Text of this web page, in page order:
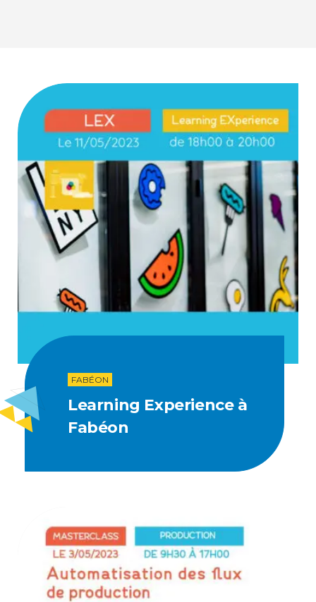
FABÉON
Learning Experience à
Fabéon